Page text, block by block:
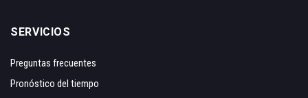
SERVICIOS
Preguntas frecuentes
Pronóstico del tiempo